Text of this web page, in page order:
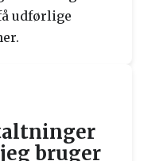
udførlige
bruger